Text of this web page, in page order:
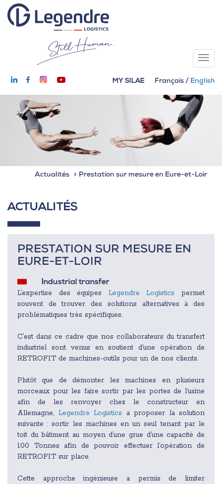
MY SILAE Français / English
Actualités Prestation sur mesure en Eure-et-Loir
ACTUALITÉS
PRESTATION SUR MESURE EN
EURE-ET-LOIR
Industrial transfer
L’expertise des équipes Legendre Logistics permet
souvent de trouver des solutions alternatives à des
problématiques très spécifiques.
C’est dans ce cadre que nos collaborateurs du transfert
industriel sont venus en soutient d’une opération de
RETROFIT de machines-outils pour un de nos clients.
Plutôt que de démonter les machines en plusieurs
morceaux pour les faire sortir par les portes de l’usine
afin de les renvoyer chez le constructeur en
Allemagne, Legendre Logistics a proposer la solution
suivante : sortir les machines en un seul tenant par le
toit du bâtiment au moyen d’une grue d’une capacité de
100 Tonnes afin de pouvoir effectuer l’opération de
RETROFIT sur place.
Cette approche ingénieuse a permis de limiter